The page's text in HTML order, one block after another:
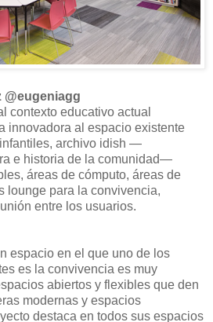
@eugeniagg
contexto educativo actual
innovadora al espacio existente
archivo idish —
e historia de la comunidad—
áreas de cómputo, áreas de
lounge para la convivencia,
entre los usuarios.
espacio en el que uno de los
es la convivencia es muy
abiertos y flexibles que den
modernas y espacios
destaca en todos sus espacios